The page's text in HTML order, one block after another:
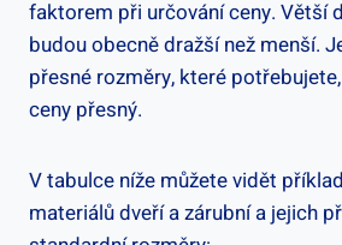
faktorem při určování ceny. Větší
budou obecně dražší než menší.
přesné rozměry, které
ceny přesný.
V tabulce níže můžete vidět
materiálů dveří a zárubní a jejich